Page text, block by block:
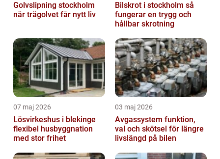
Golvslipning stockholm
när trägolvet får nytt liv
Bilskrot i stockholm så
fungerar en trygg och
hållbar skrotning
07 maj 2026
Lösvirkeshus i blekinge
flexibel husbyggnation
med stor frihet
03 maj 2026
Avgassystem funktion,
val och skötsel för längre
livslängd på bilen